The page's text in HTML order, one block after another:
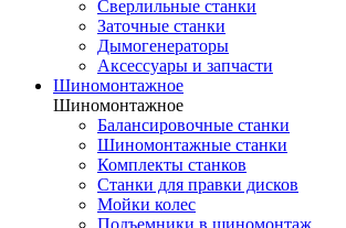
Сверлильные станки
Заточные станки
Дымогенераторы
Аксессуары и запчасти
Шиномонтажное
Шиномонтажное
Балансировочные станки
Шиномонтажные станки
Комплекты станков
Станки для правки дисков
Мойки колес
Подъемники в шиномонтаж